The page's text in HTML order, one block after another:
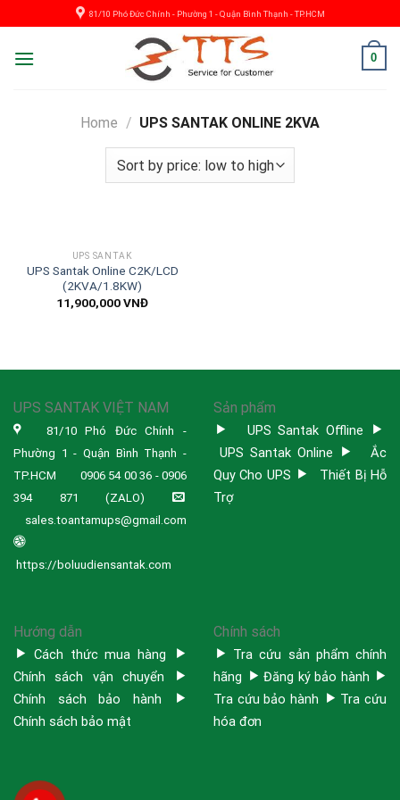
to
content
81/10 Phó Đức Chính - Phường 1 - Quận Bình Thạnh - TP.HCM
0
Home / UPS SANTAK ONLINE 2KVA
UPS SANTAK
UPS Santak Online C2K/LCD
(2KVA/1.8KW)
11,900,000VNĐ
UPS SANTAK VIỆT NAM
81/10 Phó Đức Chính -
Phường 1 - Quận Bình Thạnh -
TP.HCM
0906 54 00 36 - 0906
394 871 (ZALO)
sales.toantamups@gmail.com
https://boluudiensantak.com
Sản phẩm
UPS Santak Offline
UPS Santak Online
Ắc
Quy Cho UPS
Thiết Bị Hỗ
Trợ
Hướng dẫn
Cách thức mua hàng
Chính sách vận chuyển
Chính sách bảo hành
Chính sách bảo mật
Chính sách
Tra cứu sản phẩm chính
hãng
Đăng ký bảo hành
Tra cứu bảo hành
Tra cứu
hóa đơn